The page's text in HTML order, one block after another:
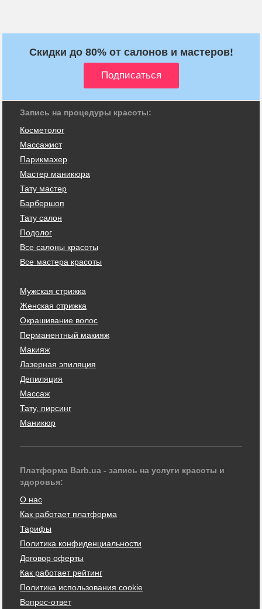
Скидки до 80% от салонов и мастеров!
Запись на процедуры красоты:
Косметолог
Массажист
Парикмахер
Мастер маникюра
Тату мастер
Барбершоп
Тату салон
Подолог
Все салоны красоты
Все мастера красоты
Мужская стрижка
Женская стрижка
Окрашивание волос
Перманентный макияж
Макияж
Лазерная эпиляция
Депиляция
Массаж
Тату, пирсинг
Маникюр
Платформа Barb.ua - запись на услуги красоты и
здоровья:
О нас
Как работает платформа
Тарифы
Политика конфиденциальности
Договор оферты
Как работает рейтинг
Политика использования cookie
Вопрос-ответ